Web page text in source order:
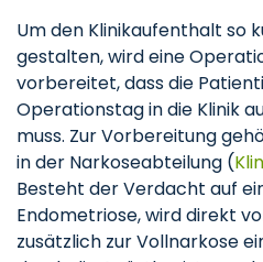
Um den Klinikaufenthalt so
gestalten, wird eine
vorbereitet, dass die
Operationstag in die Klinik
muss. Zur Vorbereitung
in der Narkoseabteilung (
Besteht der Verdacht auf
Endometriose, wird direkt
zusätzlich zur Vollnarkose